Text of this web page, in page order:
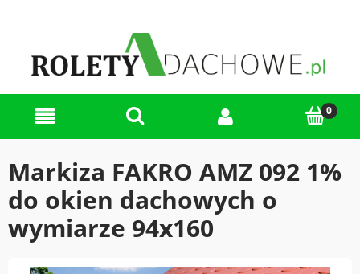
Markiza FAKRO AMZ 092 1%
do okien dachowych o
wymiarze 94x160